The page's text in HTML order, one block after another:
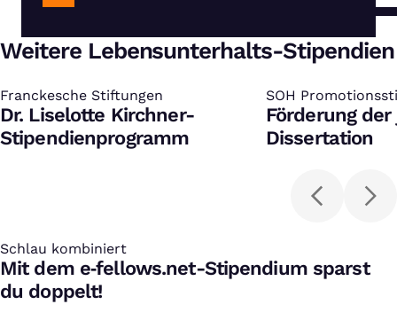
Weitere Lebensunterhalts-Stipendien
Franckesche Stiftungen
:
Dr. Liselotte Kirchner-
Stipendienprogramm
SOH
:
Förderung
Dissertation
Schlau kombiniert
:
Mit dem e‑fellows.net-Stipendium sparst
du doppelt!